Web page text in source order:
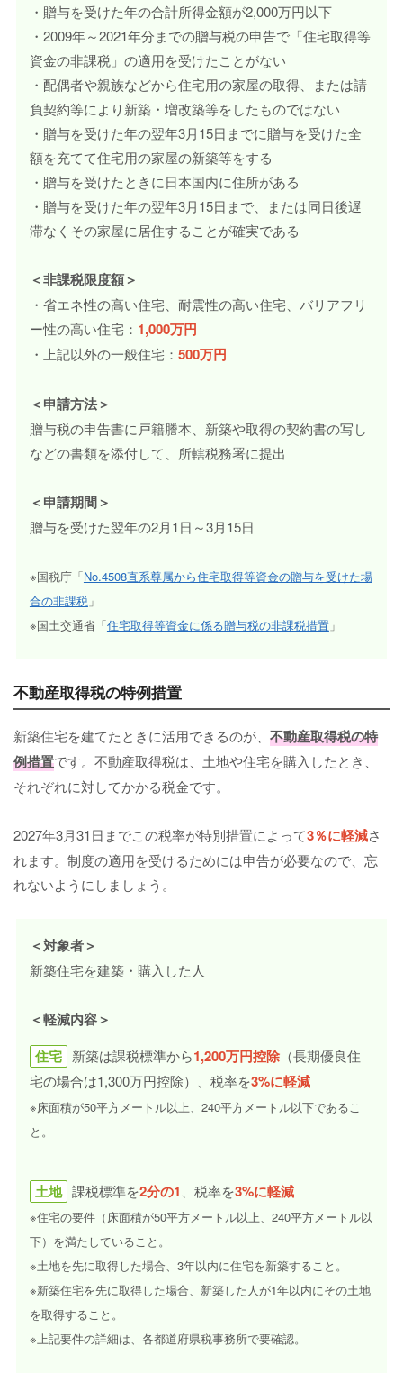
・贈与を受けた年の合計所得金額が2,000万円以下
・2009年～2021年分までの贈与税の申告で「住宅取得等
資金の非課税」の適用を受けたことがない
・配偶者や親族などから住宅用の家屋の取得、または請
負契約等により新築・増改築等をしたものではない
・贈与を受けた年の翌年3月15日までに贈与を受けた全
額を充てて住宅用の家屋の新築等をする
・贈与を受けたときに日本国内に住所がある
・贈与を受けた年の翌年3月15日まで、または同日後遅
滞なくその家屋に居住することが確実である
＜非課税限度額＞
・省エネ性の高い住宅、耐震性の高い住宅、バリアフリ
ー性の高い住宅： 1,000万円
・上記以外の一般住宅： 500万円
＜申請方法＞
贈与税の申告書に戸籍謄本、新築や取得の契約書の写し
などの書類を添付して、所轄税務署に提出
＜申請期間＞
贈与を受けた翌年の2月1日～3月15日
※国税庁「No.4508直系尊属から住宅取得等資金の贈与を受けた場
合の非課税 」
※国土交通省「住宅取得等資金に係る贈与税の非課税措置」
不動産取得税の特例措置
新築住宅を建てたときに活用できるのが、 不動産取得税の特
例措置です。不動産取得税は、土地や住宅を購入したとき、
それぞれに対してかかる税金です。
2027年3月31日までこの税率が特別措置によって3％に軽減さ
れます。制度の適用を受けるためには申告が必要なので、忘
れないようにしましょう。
＜対象者＞
新築住宅を建築・購入した人
＜軽減内容＞
住宅 新築は課税標準から1,200万円控除（長期優良住
宅の場合は1,300万円控除）、税率を3%に軽減
※床面積が50平方メートル以上、240平方メートル以下であるこ
と。
土地 課税標準を2分の1 、税率を3%に軽減
※住宅の要件（床面積が50平方メートル以上、240平方メートル以
下）を満たしていること。
※土地を先に取得した場合、3年以内に住宅を新築すること。
※新築住宅を先に取得した場合、新築した人が1年以内にその土地
を取得すること。
※上記要件の詳細は、各都道府県税事務所で要確認。